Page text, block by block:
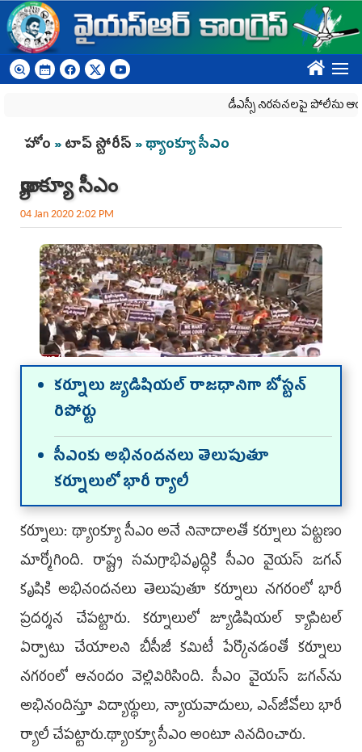
Skip to main content
????
డీఎస్సీ నిరసనలపై పోలీసు ఆంక్షలు
You are here
హోం »టాప్ స్టోరీస్ » థ్యాంక్యూ సీఎం
థ్యాంక్యూ సీఎం
04 Jan 2020 2:02 PM
కర్నూలు జ్యుడిషియల్‌ రాజధానిగా బోస్టన్‌
రిపోర్టు
సీఎంకు అభినందనలు తెలుపుతూ
కర్నూలులో భారీ ర్యాలీ
కర్నూలు: థ్యాంక్యూ సీఎం అనే నినాదాలతో కర్నూలు పట్టణం
మార్మోగింది. రాష్ట్ర సమగ్రాభివృద్ధికి సీఎం వైయస్‌ జగన్‌
కృషికి అభినందనలు తెలుపుతూ కర్నూలు నగరంలో భారీ
ప్రదర్శన చేపట్టారు. కర్నూలులో జ్యూడిషియల్‌ క్యాపిటల్‌
ఏర్పాటు చేయాలని బీసీజీ కమిటీ పేర్కొనడంతో కర్నూలు
నగరంలో ఆనందం వెల్లివిరిసింది. సీఎం వైయస్‌ జగన్‌ను
అభినందిస్తూ విద్యార్థులు, న్యాయవాదులు, ఎన్‌జీవోలు భారీ
ర్యాలీ చేపట్టారు.థ్యాంక్యూ సీఎం అంటూ నినదించారు.